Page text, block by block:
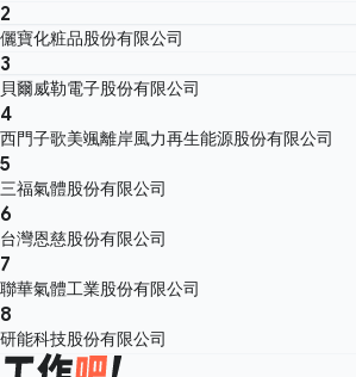
2
儷寶化粧品股份有限公司
3
貝爾威勒電子股份有限公司
4
西門子歌美颯離岸風力再生能源股份有限公司
5
三福氣體股份有限公司
6
台灣恩慈股份有限公司
7
聯華氣體工業股份有限公司
8
研能科技股份有限公司